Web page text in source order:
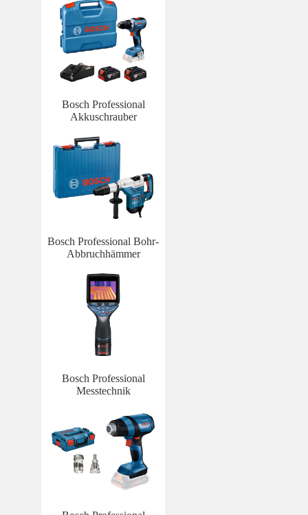
Bosch Professional
Akkuschrauber
Bosch Professional Bohr-
Abbruchhämmer
Bosch Professional
Messtechnik